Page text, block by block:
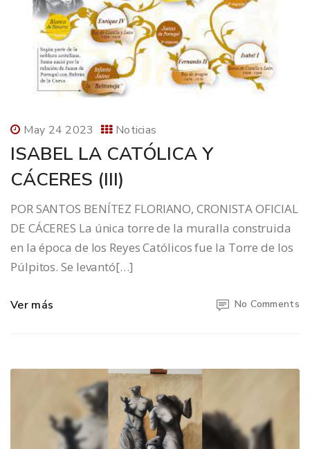
May 24 2023 Noticias
ISABEL LA CATÓLICA Y
CÁCERES (III)
POR SANTOS BENÍTEZ FLORIANO, CRONISTA OFICIAL
DE CÁCERES La única torre de la muralla construida
en la época de los Reyes Católicos fue la Torre de los
Púlpitos. Se levantó[…]
Ver más No Comments